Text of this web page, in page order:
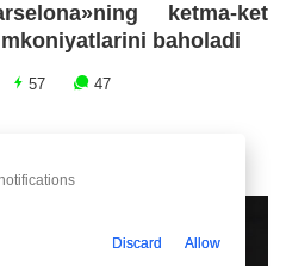
ketma-ket
baholadi
57 47
Discard Allow